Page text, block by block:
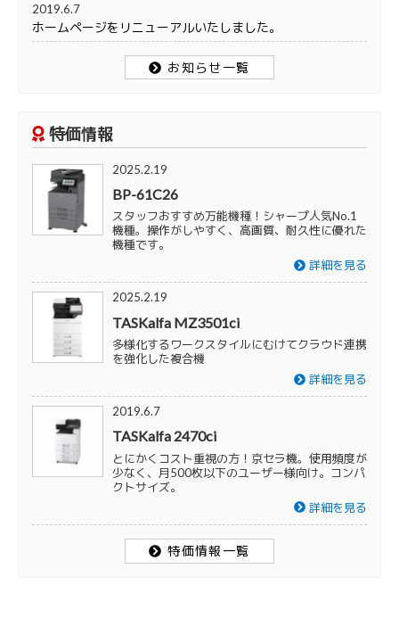
2019.6.7
ホームページをリニューアルいたしました。
お知らせ一覧
特価情報
2025.2.19
BP-61C26
スタッフおすすめ万能機種！シャープ人気No.1
機種。操作がしやすく、高画質、耐久性に優れた
機種です。
詳細を見る
2025.2.19
TASKalfa MZ3501ci
多様化するワークスタイルにむけてクラウド連携
を強化した複合機
詳細を見る
2019.6.7
TASKalfa 2470ci
とにかくコスト重視の方！京セラ機。使用頻度が
少なく、月500枚以下のユーザー様向け。コンパ
クトサイズ。
詳細を見る
特価情報一覧